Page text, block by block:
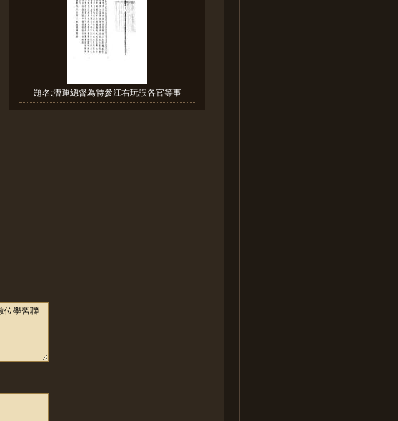
題名:漕運總督為特參江右玩誤各官等事